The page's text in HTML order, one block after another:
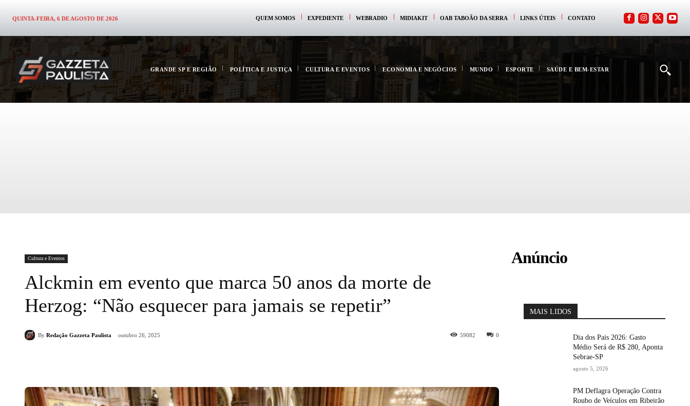
QUINTA-FEIRA, 6 DE AGOSTO DE 2026 QUEM SOMOS EXPEDIENTE WEBRADIO MIDIAKIT OAB TABOÃO DA SERRA LINKS ÚTEIS CONTATO
GRANDE SP E REGIÃO POLÍTICA E JUSTIÇA CULTURA E EVENTOS ECONOMIA E NEGÓCIOS MUNDO ESPORTE SAÚDE E BEM-ESTAR
Cultura e Eventos
Alckmin em evento que marca 50 anos da morte de
Herzog: “Não esquecer para jamais se repetir”
By Redação Gazzeta Paulista outubro 26, 2025 0
59082
Anúncio
MAIS LIDOS
Dia dos Pais 2026: Gasto
Médio Será de R$ 280, Aponta
Sebrae-SP
agosto 5, 2026
PM Deflagra Operação Contra
Roubo de Veículos em Ribeirão